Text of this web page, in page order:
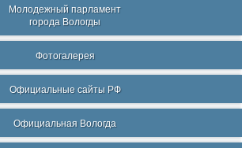
Молодежный парламент
города Вологды
Фотогалерея
Официальные сайты РФ
Официальная Вологда